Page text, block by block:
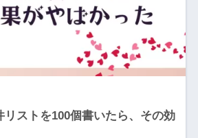
リストを100個書いたら、その効